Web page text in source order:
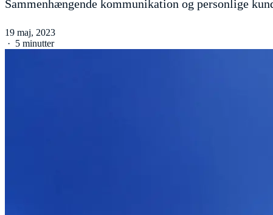
Sammenhængende kommunikation og personlige
19 maj, 2023
· 5 minutter